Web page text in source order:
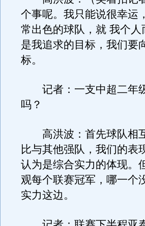
个事呢。我只能说很幸运
常出色的球队，就 我个
是我追求的目标，我们要
标。
记者：一支中超二年
吗？
高洪波：首先球队相
比与其他强队，我们的表
认为是综合实力的体现。
观每个联赛冠军，哪一个
实力这边。